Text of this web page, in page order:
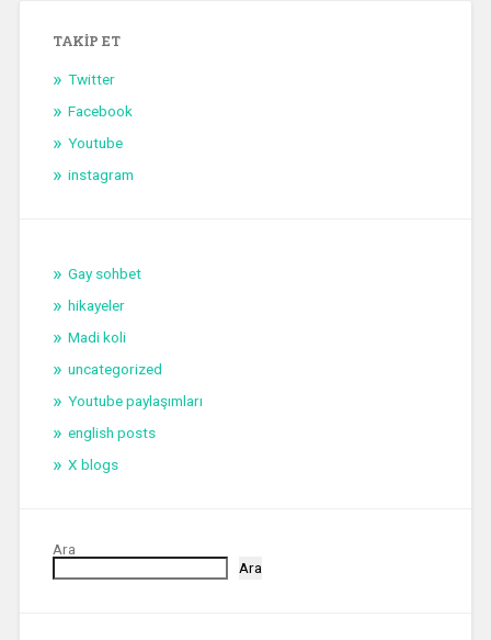
TAKIP ET
Twitter
Facebook
Youtube
instagram
Gay sohbet
hikayeler
Madi koli
uncategorized
Youtube paylaşımları
english posts
X blogs
Ara
Ara